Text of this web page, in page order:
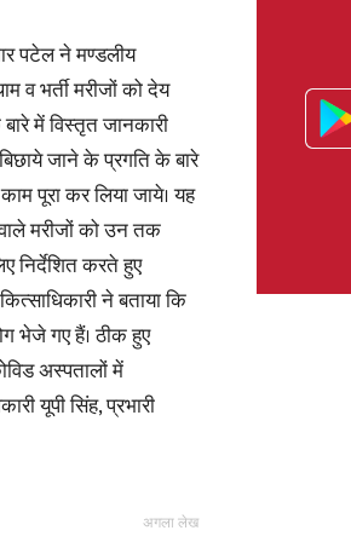
News,
Latest
पटेल ने मण्डलीय
व भर्ती मरीजों को देय
में विस्तृत जानकारी
जाने के प्रगति के बारे
पूरा कर लिया जाये। यह
मरीजों को उन तक
निर्देशित करते हुए
ने बताया कि
भेजे गए हैं। ठीक हुए
अस्पतालों में
यूपी सिंह, प्रभारी
अगला लेख